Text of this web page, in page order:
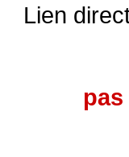
Lien